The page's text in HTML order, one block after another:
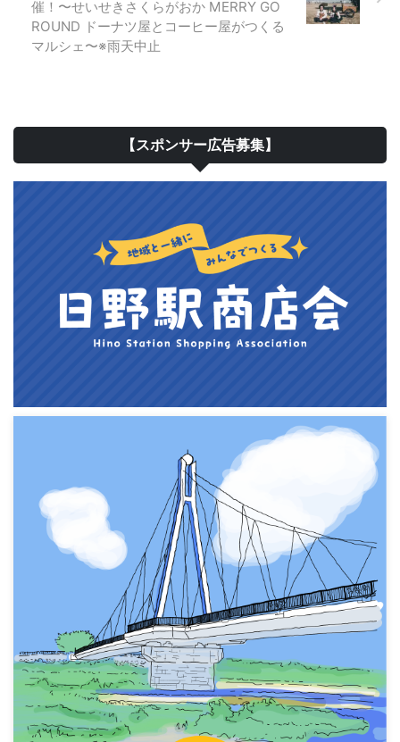
催！〜せいせきさくらがおか MERRY GO
ROUND ドーナツ屋とコーヒー屋がつくる
マルシェ〜※雨天中止
【スポンサー広告募集】